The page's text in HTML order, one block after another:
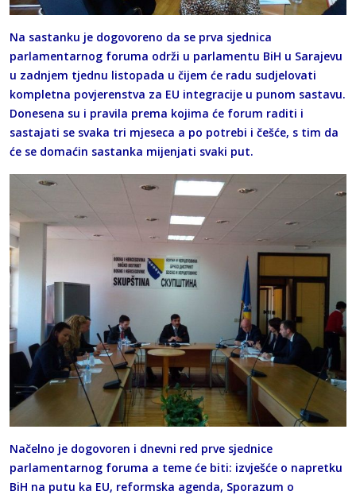
Na sastanku je dogovoreno da se prva sjednica
parlamentarnog foruma održi u parlamentu BiH u Sarajevu
u zadnjem tjednu listopada u čijem će radu sudjelovati
kompletna povjerenstva za EU integracije u punom sastavu.
Donesena su i pravila prema kojima će forum raditi i
sastajati se svaka tri mjeseca a po potrebi i češće, s tim da
će se domaćin sastanka mijenjati svaki put.
Načelno je dogovoren i dnevni red prve sjednice
parlamentarnog foruma a teme će biti: izvješće o napretku
BiH na putu ka EU, reformska agenda, Sporazum o